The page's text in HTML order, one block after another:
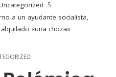
a un ayudante socialista,
«una choza»